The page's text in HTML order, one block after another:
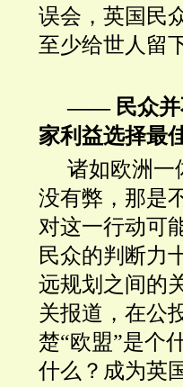
误会，英国民
至少给世人留
—— 民众并
家利益选择最
诸如欧洲一
没有弊，那是
对这一行动可
民众的判断力
远规划之间的
关报道，在公
楚“欧盟”是个
什么？成为英